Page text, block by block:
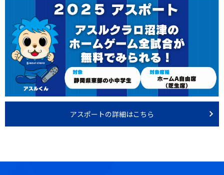
アスポートの詳細はこちら